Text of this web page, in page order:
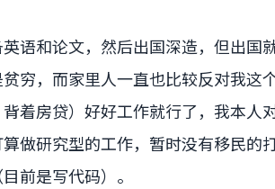
语和论文，然后出国深造，但出国
穷，而家里人一直也比较反对我这个
着房贷）好好工作就行了，我本人
做研究型的工作，暂时没有移民的
前是写代码）。